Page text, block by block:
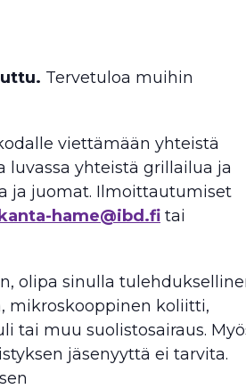
Tervetuloa muihin
viettämään yhteistä
luvassa yhteistä grillailua ja
ja juomat. Ilmoittautumiset
kanta-hame@ibd.fi tai
olipa sinulla
mikroskooppinen koliitti,
tai muu suolistosairaus.
jäsenyyttä ei tarvita.